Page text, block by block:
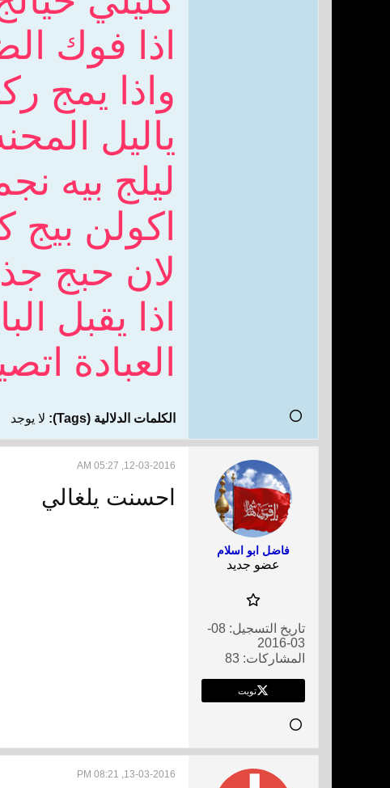
اذا فوك
واذا يمج
ياليل
ليلج بيه
اكولن بيج
لان حبج
اذا يقبل
العبادة
الكلمات الدلالية (Tags): لا يوجد
فاضل ابو اسلام
عضو جديد
تاريخ التسجيل:
08-
03-2016
المشاركات: 83
تويت
12-03-2016, 05:27 AM
احسنت يلغالي
13-03-2016, 08:21 PM